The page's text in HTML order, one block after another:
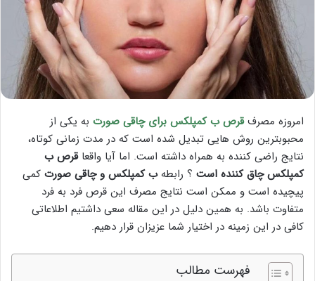
امروزه مصرفقرص ب کمپلکس برای چاقی صورت به یکی از
محبوبترین روش هایی تبدیل شده است که در مدت زمانی کوتاه،
نتایج راضی کننده به همراه داشته است. اما آیا واقعاقرص ب
کمپلکس چاق کننده است ؟ رابطهب کمپلکس و چاقی صورت کمی
پیچیده است و ممکن است نتایج مصرف این قرص فرد به فرد
متفاوت باشد. به همین دلیل در این مقاله سعی داشتیم اطلاعاتی
کافی در این زمینه در اختیار شما عزیزان قرار دهیم.
فهرست مطالب